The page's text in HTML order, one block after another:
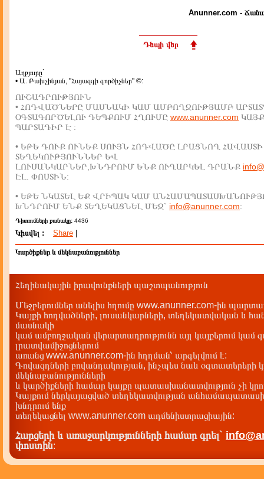
Anunner.com -
Դեպի վեր
Աղբյուրը`
• Ա. Բախչինյան, "Հայազգի գործիչներ" ©:
ՈՒՇԱԴՐՈՒԹՅՈՒՆ
• ՀՈԴՎԱԾՆԵՐԸ ՄԱՍՆԱԿԻ ԿԱՄ ԱՄԲՈՂՋՈՒԹՅԱՄԲ
ՕԳՏԱԳՈՐԾԵԼՈՒ ԴԵՊՔՈՒՄ ՀՂՈՒՄԸ www.anunner.com
ՊԱՐՏԱԴԻՐ Է :
• ԵԹԵ ԴՈՒՔ ՈՒՆԵՔ ՍՈՒՅՆ ՀՈԴՎԱԾԸ ԼՐԱՑՆՈՂ ՀԱՎԱՍՏԻ
ՏԵՂԵԿՈՒԹՅՈՒՆՆԵՐ ԵՎ
ԼՈՒՍԱՆԿԱՐՆԵՐ,ԽՆԴՐՈՒՄ ԵՆՔ ՈՒՂԱՐԿԵԼ ԴՐԱՆՔ
ԷԼ. ՓՈՍՏԻՆ:
• ԵԹԵ ՆԿԱՏԵԼ ԵՔ ՎՐԻՊԱԿ ԿԱՄ
ԽՆԴՐՈՒՄ ԵՆՔ ՏԵՂԵԿԱՑՆԵԼ ՄԵԶ` info@anunner.com:
Դիտումների քանակը: 4436
Կիսվել : Share
Կարծիքներ և մեկնաբանություններ
Հեղինակային իրավունքների պաշտպանություն
Մեջբերումներ անելիս հղումը www.anunner.com-ին
Կայքի հոդվածների, լուսանկարների, տեղեկատվական և
մասնակի
կամ ամբողջական վերարտադրությունն այլ կայքերում կամ
լրատվամիջոցներում
առանց www.anunner.com-ին հղղման՝ արգելվում է:
Գովազդների բովանդակության, ինչպես նաև օգտատերերի
մեկնաբանությունների
և կարծիքների համար կայքը պատասխանատվություն չի
Կայքում ներկայացված տեղեկատվության
խնդրում ենք
տեղեկացնել www.anunner.com ադմենիստրացիային:
Հարցերի և առաջարկությունների համար գրել`
փոստին: